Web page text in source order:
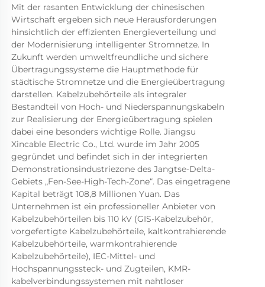
Mit der rasanten Entwicklung der chinesischen
Wirtschaft ergeben sich neue Herausforderungen
hinsichtlich der effizienten Energieverteilung und
der Modernisierung intelligenter Stromnetze. In
Zukunft werden umweltfreundliche und sichere
Übertragungssysteme die Hauptmethode für
städtische Stromnetze und die Energieübertragung
darstellen. Kabelzubehörteile als integraler
Bestandteil von Hoch- und Niederspannungskabeln
zur Realisierung der Energieübertragung spielen
dabei eine besonders wichtige Rolle. Jiangsu
Xincable Electric Co., Ltd. wurde im Jahr 2005
gegründet und befindet sich in der integrierten
Demonstrationsindustriezone des Jangtse-Delta-
Gebiets „Fen-See-High-Tech-Zone“. Das eingetragene
Kapital beträgt 108,8 Millionen Yuan. Das
Unternehmen ist ein professioneller Anbieter von
Kabelzubehörteilen bis 110 kV (GIS-Kabelzubehör,
vorgefertigte Kabelzubehörteile, kaltkontrahierende
Kabelzubehörteile, warmkontrahierende
Kabelzubehörteile), IEC-Mittel- und
Hochspannungssteck- und Zugteilen, KMR-
kabelverbindungssystemen mit nahtloser